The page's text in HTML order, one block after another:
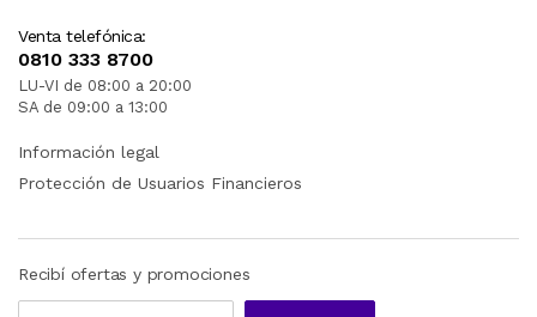
Venta telefónica:
0810 333 8700
LU-VI de 08:00 a 20:00
SA de 09:00 a 13:00
Información legal
Protección de Usuarios Financieros
Recibí ofertas y promociones